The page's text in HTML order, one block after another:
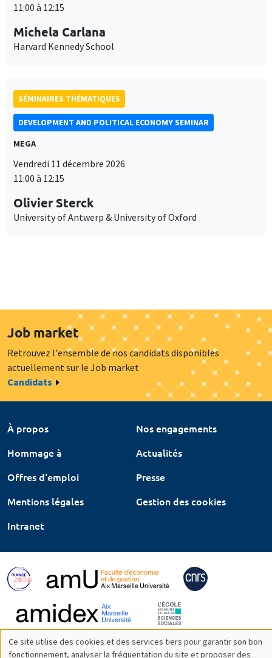
11:00 à 12:15
Michela Carlana
Harvard Kennedy School
SÉMINAIRES THÉMATIQUES
DEVELOPMENT AND POLITICAL ECONOMY SEMINAR
MEGA
Vendredi 11 décembre 2026
11:00 à 12:15
Olivier Sterck
University of Antwerp & University of Oxford
Job market
Retrouvez l'ensemble de nos candidats disponibles
actuellement sur le Job market
Candidats
À propos
Nos engagements
Hommage à
Actualités
Offres d'emploi
Presse
Mentions légales
Gestion des cookies
Intranet
Ce site utilise des cookies et des services tiers pour garantir son bon
fonctionnement, analyser la fréquentation du site et proposer des